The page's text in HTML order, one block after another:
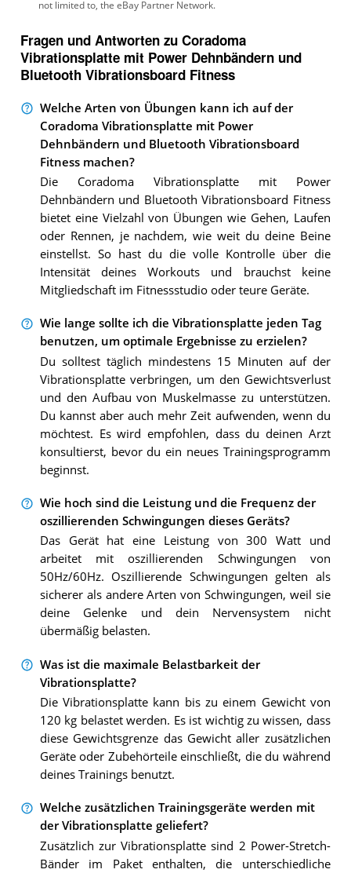
Fragen und Antworten zu Coradoma
Vibrationsplatte mit Power Dehnbändern und
Bluetooth Vibrationsboard Fitness
Welche Arten von Übungen kann ich auf der
Coradoma Vibrationsplatte mit Power
Dehnbändern und Bluetooth Vibrationsboard
Fitness machen?
Die Coradoma Vibrationsplatte mit Power
Dehnbändern und Bluetooth Vibrationsboard Fitness
bietet eine Vielzahl von Übungen wie Gehen, Laufen
oder Rennen, je nachdem, wie weit du deine Beine
einstellst. So hast du die volle Kontrolle über die
Intensität deines Workouts und brauchst keine
Mitgliedschaft im Fitnessstudio oder teure Geräte.
Wie lange sollte ich die Vibrationsplatte jeden Tag
benutzen, um optimale Ergebnisse zu erzielen?
Du solltest täglich mindestens 15 Minuten auf der
Vibrationsplatte verbringen, um den Gewichtsverlust
und den Aufbau von Muskelmasse zu unterstützen.
Du kannst aber auch mehr Zeit aufwenden, wenn du
möchtest. Es wird empfohlen, dass du deinen Arzt
konsultierst, bevor du ein neues Trainingsprogramm
beginnst.
Wie hoch sind die Leistung und die Frequenz der
oszillierenden Schwingungen dieses Geräts?
Das Gerät hat eine Leistung von 300 Watt und
arbeitet mit oszillierenden Schwingungen von
50Hz/60Hz. Oszillierende Schwingungen gelten als
sicherer als andere Arten von Schwingungen, weil sie
deine Gelenke und dein Nervensystem nicht
übermäßig belasten.
Was ist die maximale Belastbarkeit der
Vibrationsplatte?
Die Vibrationsplatte kann bis zu einem Gewicht von
120 kg belastet werden. Es ist wichtig zu wissen, dass
diese Gewichtsgrenze das Gewicht aller zusätzlichen
Geräte oder Zubehörteile einschließt, die du während
deines Trainings benutzt.
Welche zusätzlichen Trainingsgeräte werden mit
der Vibrationsplatte geliefert?
Zusätzlich zur Vibrationsplatte sind 2 Power-Stretch-
Bänder im Paket enthalten, die unterschiedliche